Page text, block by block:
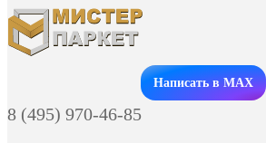
Заказать звонок
Написать в MAX
8 (495) 970-46-85